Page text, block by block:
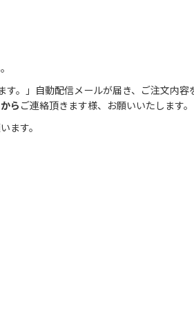
。」自動配信メールが届き、ご注文内容
ら ご連絡頂きます様、お願いいたします。
ます。